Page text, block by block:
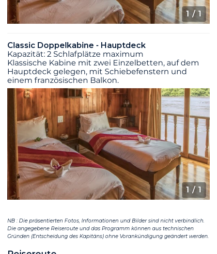
1 / 1
Classic Doppelkabine - Hauptdeck
Kapazität: 2 Schlafplätze maximum
Klassische Kabine mit zwei Einzelbetten, auf dem
Hauptdeck gelegen, mit Schiebefenstern und
einem französischen Balkon.
1 / 1
NB : Die präsentierten Fotos, Informationen und Bilder sind nicht verbindlich.
Die angegebene Reiseroute und das Programm können aus technischen
Gründen (Entscheidung des Kapitäns) ohne Vorankündigung geändert werden.